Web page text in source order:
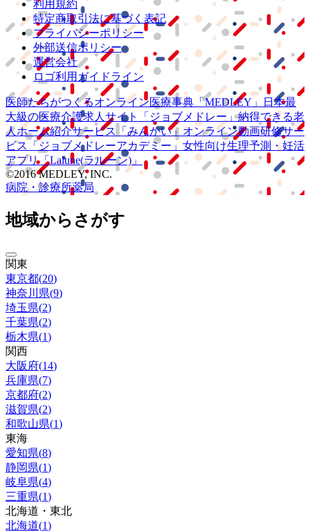
利用規約
特定商取引法に基づく表記
プライバシーポリシー
外部送信ポリシー
運営会社
ロゴ利用ガイドライン
医師たちがつくるオンライン医療事典 「MEDLEY」
日本最
大級の医療介護求人サイト 「ジョブメドレー」納得できる老
人ホーム紹介サービス
「みんかい」 オンライン動画研修サー
ビス
「ジョブメドレーアカデミー」 女性向け生理予測・妊活
アプリ「Lalune(ラルーン)」
©2016 MEDLEY, INC.
病院・診療所薬局
地域からさがす
関東
東京都(20)
神奈川県(9)
埼玉県(2)
千葉県(2)
栃木県(1)
関西
大阪府(14)
兵庫県(7)
京都府(2)
滋賀県(2)
和歌山県(1)
東海
愛知県(8)
静岡県(1)
岐阜県(4)
三重県(1)
北海道・東北
北海道(1)